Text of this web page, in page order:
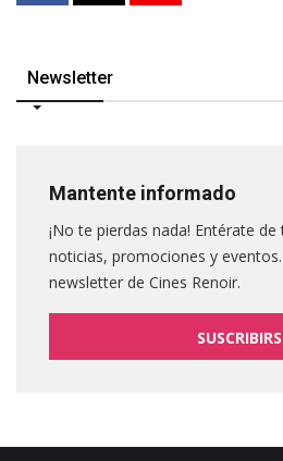
Newsletter
Mantente informado
¡No te pierdas nada! Entérate
noticias, promociones y
newsletter de Cines Renoir.